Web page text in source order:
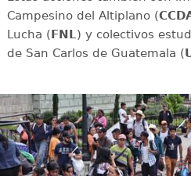
Campesino del Altiplano (
Lucha (FNL) y colectivos
de San Carlos de Guatemala (